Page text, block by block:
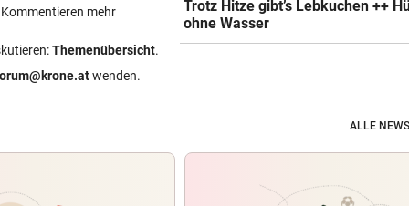
mehr
Themenübersicht.
wenden.
Trotz Hitze gibt’s Lebkuchen ++
ohne Wasser
ALLE